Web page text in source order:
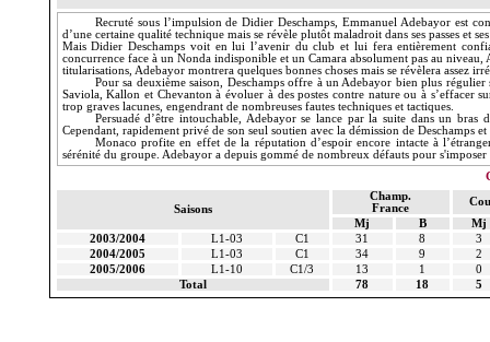
Recruté sous l’impulsion de Didier Deschamps, Emmanuel Adebayor est
d’une certaine qualité technique mais se révèle plutôt maladroit dans ses passes et
Mais Didier Deschamps voit en lui l’avenir du club et lui fera entièrement
concurrence face à un Nonda indisponible et un Camara absolument pas au
titularisations, Adebayor montrera quelques bonnes choses mais se révèlera assez
Pour sa deuxième saison, Deschamps offre à un Adebayor bien plus
Saviola, Kallon et Chevanton à évoluer à des postes contre nature ou à s’effacer
trop graves lacunes, engendrant de nombreuses fautes techniques et tactiques.
Persuadé d’être intouchable, Adebayor se lance par la suite dans un
Cependant, rapidement privé de son seul soutien avec la démission de
Monaco profite en effet de la réputation d’espoir encore intacte à
sérénité du groupe. Adebayor a depuis gommé de nombreux défauts pour s'imposer
Saisons
Champ.
France
Mj
B
Mj
2003/2004
L1-03 C1 31 8
3
2004/2005
L1-03 C1 34 9
2
2005/2006
L1-10 C1/3 13 1
0
Total
78 18 5